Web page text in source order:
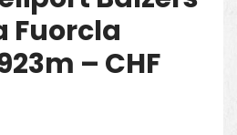
Fuorcla
– CHF